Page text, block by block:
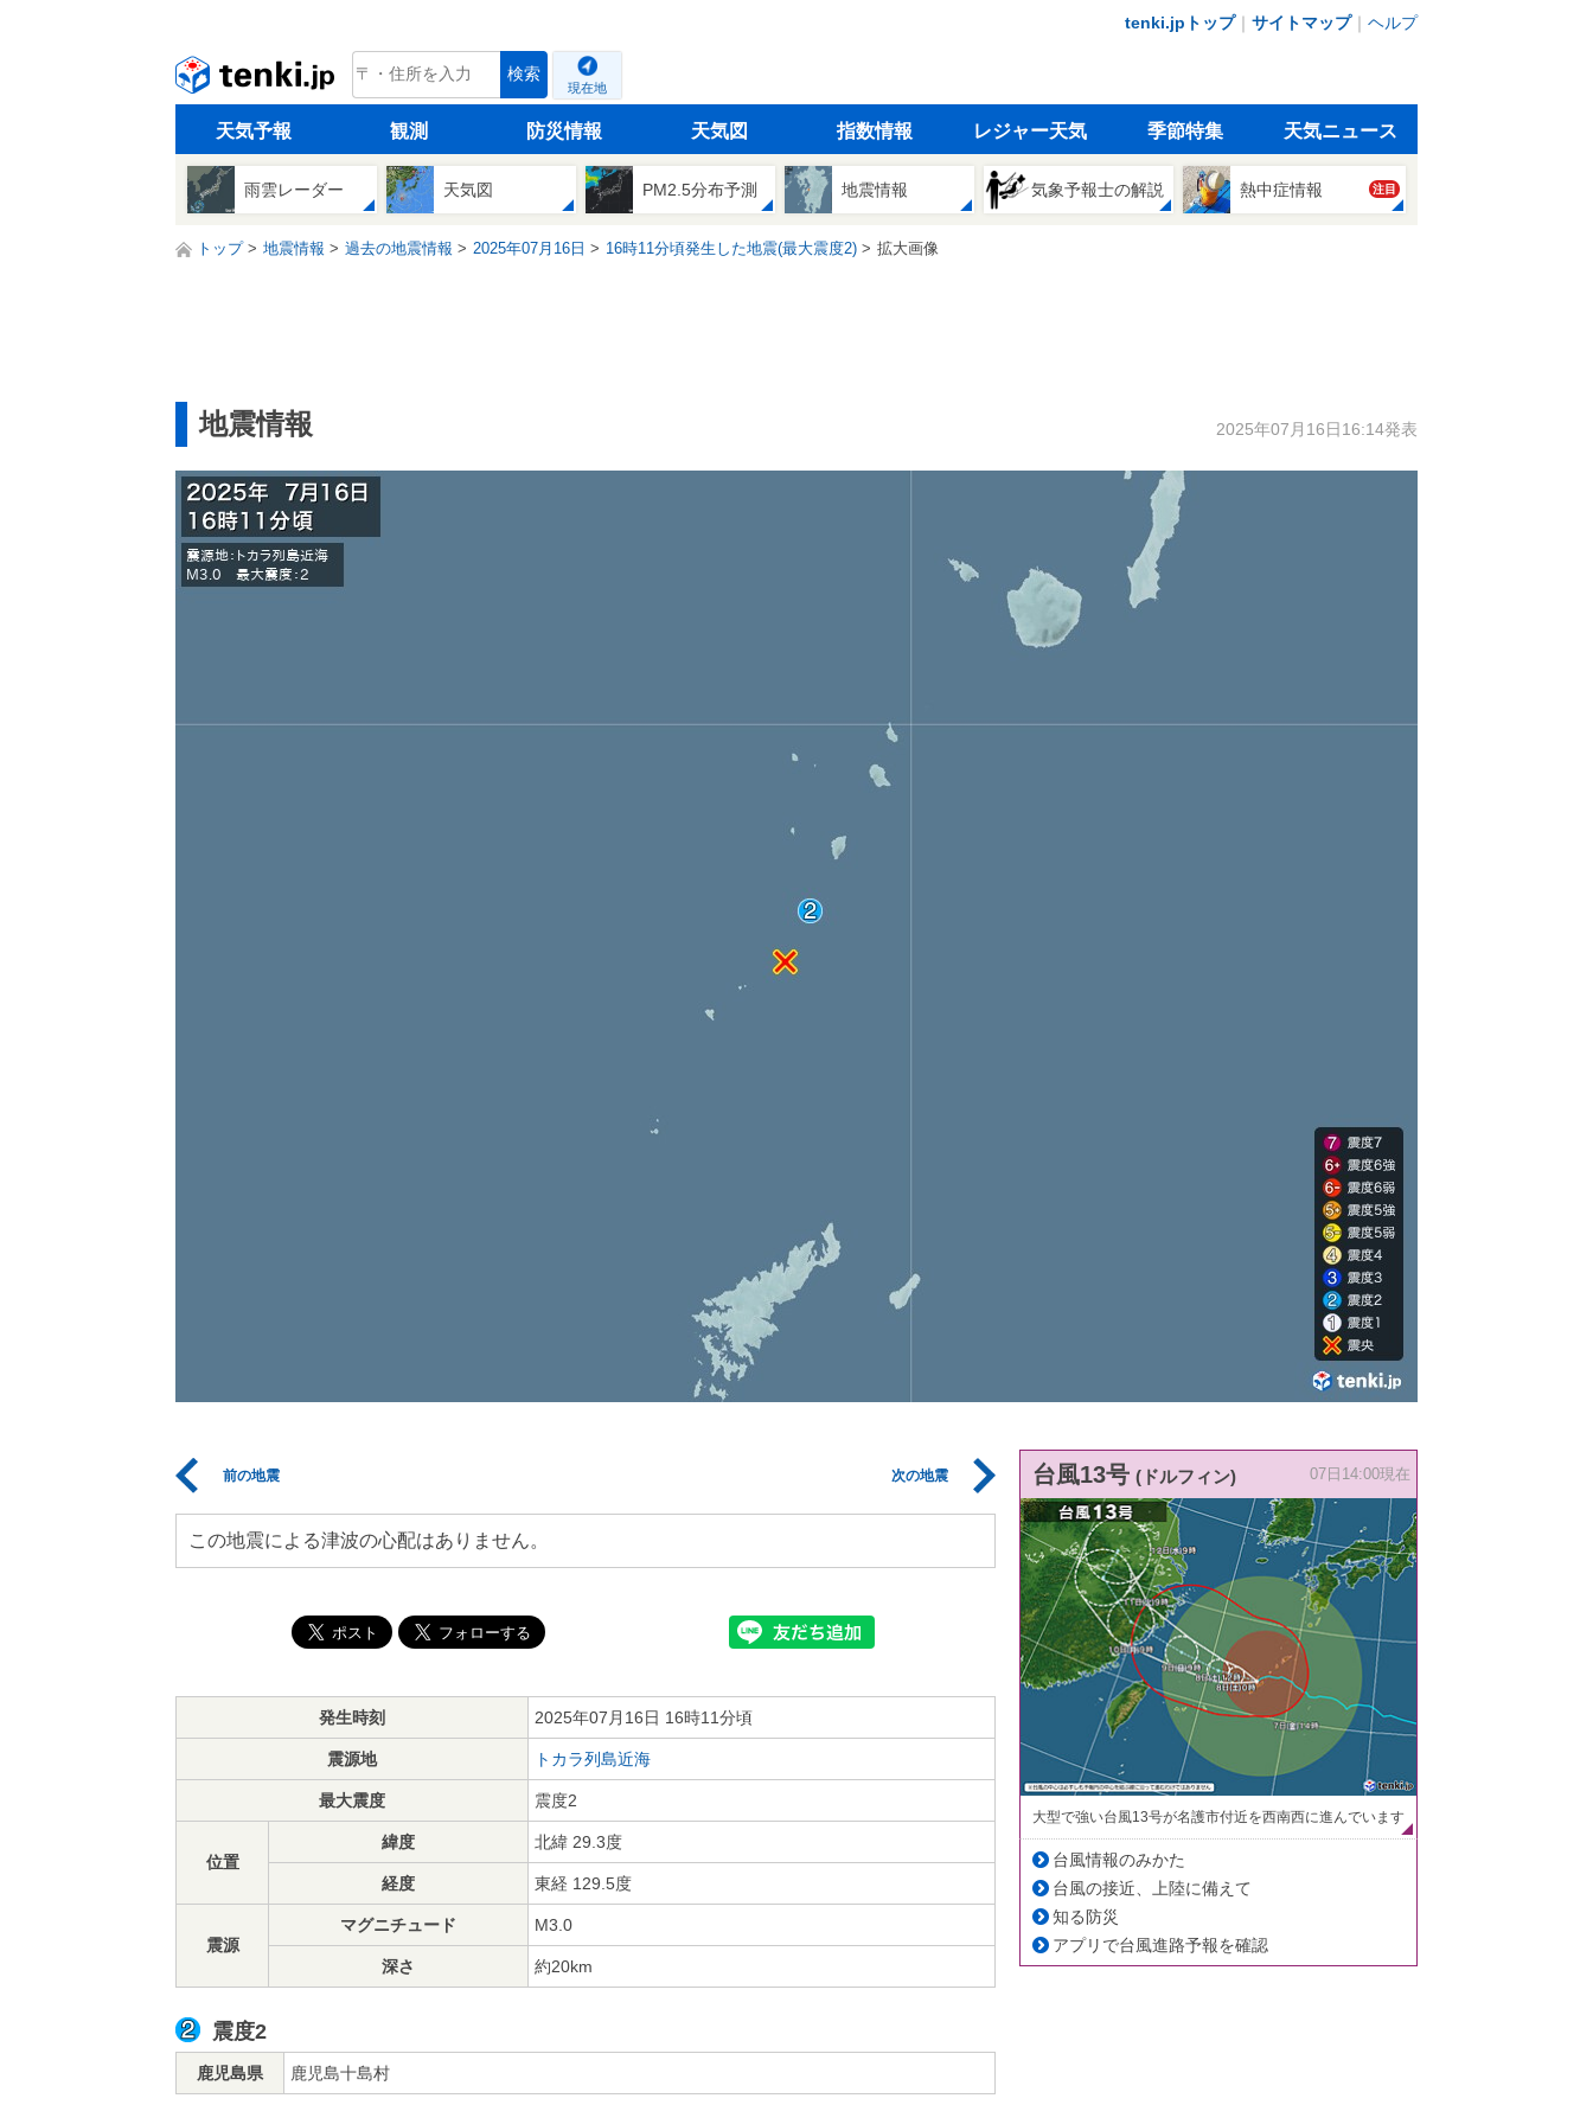
tenki.jpトップ｜ サイトマップ｜ ヘルプ
tenki.jp 検索
現在地
天気予報 観測 防災情報 天気図 指数情報 レジャー天気 季節特集 天気ニュース
雨雲レーダー 天気図 PM2.5分布予測 地震情報 気象予報士の解説 熱中症情報 注目
トップ 地震情報 過去の地震情報 2025年07月16日 16時11分頃発生した地震(最大震度2) 拡大画像
地震情報 2025年07月16日16:14発表
前の地震 次の地震
この地震による津波の心配はありません。
発生時刻 2025年07月16日 16時11分頃
震源地 トカラ列島近海
最大震度 震度2
位置
緯度 北緯 29.3度
経度 東経 129.5度
震源
マグニチュード M3.0
深さ 約20km
震度2
鹿児島県 鹿児島十島村
台風13号 (ドルフィン) 07日14:00現在
大型で強い台風13号が名護市付近を西南西に進んでいます
台風情報のみかた
台風の接近、上陸に備えて
知る防災
アプリで台風進路予報を確認